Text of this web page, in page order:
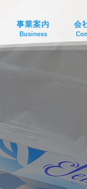
事業案内
Business
会